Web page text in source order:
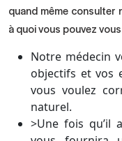
quand même consulter
à quoi vous pouvez
Notre médecin
objectifs et vos
vous voulez
naturel.
>Une fois qu’il